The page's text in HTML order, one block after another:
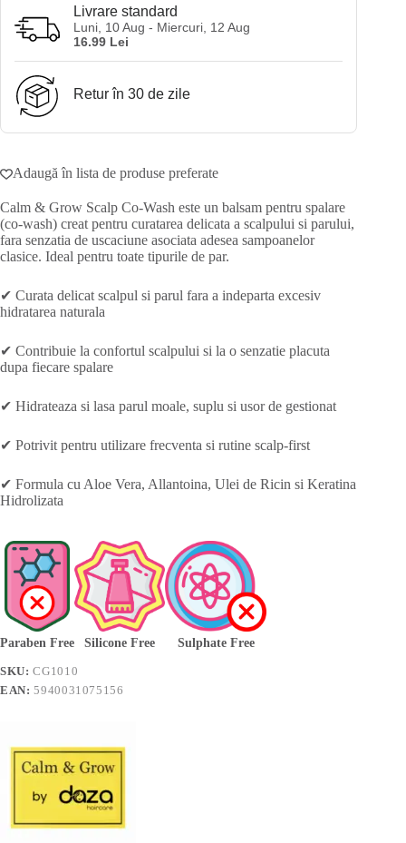
Livrare standard
Luni, 10 Aug - Miercuri, 12 Aug
16.99 Lei
Retur în 30 de zile
Adaugă în lista de produse preferate
Calm & Grow Scalp Co-Wash este un balsam pentru spalare
(co-wash) creat pentru curatarea delicata a scalpului si parului,
fara senzatia de uscaciune asociata adesea sampoanelor
clasice. Ideal pentru toate tipurile de par.
✔ Curata delicat scalpul si parul fara a indeparta excesiv
hidratarea naturala
✔ Contribuie la confortul scalpului si la o senzatie placuta
dupa fiecare spalare
✔ Hidrateaza si lasa parul moale, suplu si usor de gestionat
✔ Potrivit pentru utilizare frecventa si rutine scalp-first
✔ Formula cu Aloe Vera, Allantoina, Ulei de Ricin si Keratina
Hidrolizata
Paraben Free Silicone Free Sulphate Free
SKU:CG1010
EAN:5940031075156